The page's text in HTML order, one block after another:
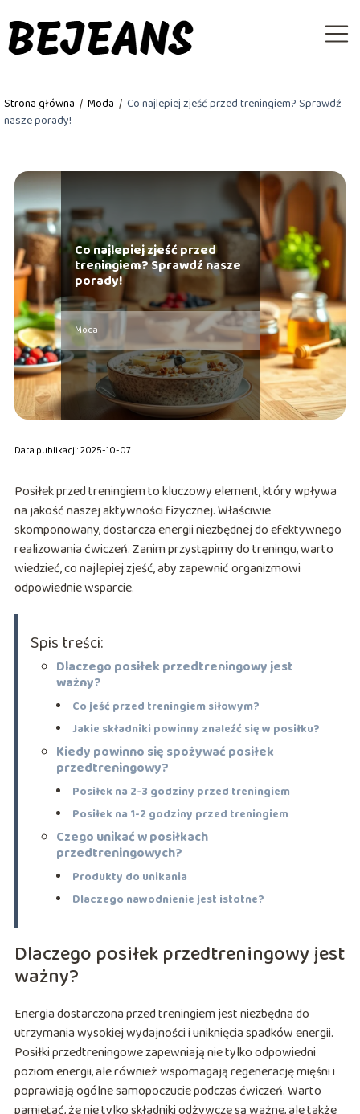
Strona główna / Moda / Co najlepiej zjeść przed treningiem? Sprawdź
nasze porady!
Co najlepiej zjeść przed
treningiem? Sprawdź nasze
porady!
Moda
Data publikacji: 2025-10-07
Posiłek przed treningiem to kluczowy element, który wpływa
na jakość naszej aktywności fizycznej. Właściwie
skomponowany, dostarcza energii niezbędnej do efektywnego
realizowania ćwiczeń. Zanim przystąpimy do treningu, warto
wiedzieć, co najlepiej zjeść, aby zapewnić organizmowi
odpowiednie wsparcie.
Spis treści:
Dlaczego posiłek przedtreningowy jest
ważny?
Co jeść przed treningiem siłowym?
Jakie składniki powinny znaleźć się w posiłku?
Kiedy powinno się spożywać posiłek
przedtreningowy?
Posiłek na 2-3 godziny przed treningiem
Posiłek na 1-2 godziny przed treningiem
Czego unikać w posiłkach
przedtreningowych?
Produkty do unikania
Dlaczego nawodnienie jest istotne?
Dlaczego posiłek przedtreningowy jest
ważny?
Energia dostarczona przed treningiem jest niezbędna do
utrzymania wysokiej wydajności i uniknięcia spadków energii.
Posiłki przedtreningowe zapewniają nie tylko odpowiedni
poziom energii, ale również wspomagają regenerację mięśni i
poprawiają ogólne samopoczucie podczas ćwiczeń. Warto